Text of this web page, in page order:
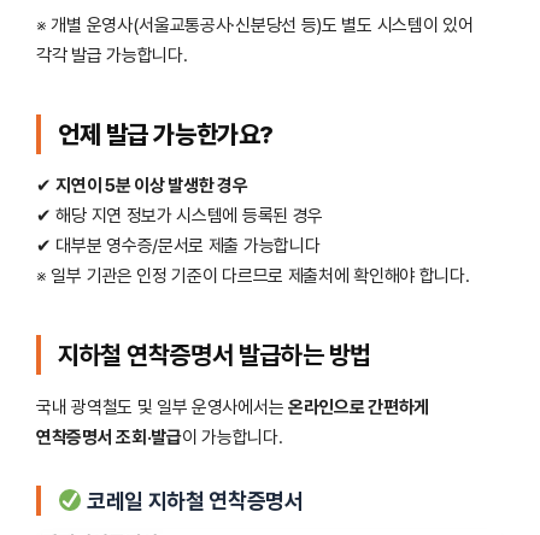
※ 개별 운영사(서울교통공사·신분당선 등)도 별도 시스템이 있어
각각 발급 가능합니다.
언제 발급 가능한가요?
✔지연이 5분 이상 발생한 경우
✔ 해당 지연 정보가 시스템에 등록된 경우
✔ 대부분 영수증/문서로 제출 가능합니다
※ 일부 기관은 인정 기준이 다르므로 제출처에 확인해야 합니다.
지하철 연착증명서 발급하는 방법
국내 광역철도 및 일부 운영사에서는 온라인으로 간편하게
연착증명서 조회·발급이 가능합니다.
코레일 지하철 연착증명서